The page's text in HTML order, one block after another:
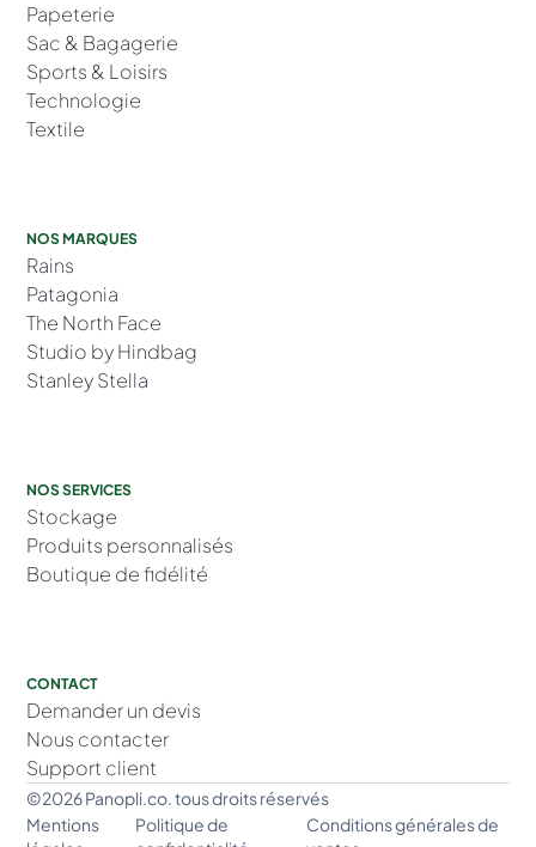
Papeterie
Sac & Bagagerie
Sports & Loisirs
Technologie
Textile
NOS MARQUES
Rains
Patagonia
The North Face
Studio by Hindbag
Stanley Stella
NOS SERVICES
Stockage
Produits personnalisés
Boutique de fidélité
CONTACT
Demander un devis
Nous contacter
Support client
©2026 Panopli.co. tous droits réservés
Mentions
Politique de
Conditions générales de